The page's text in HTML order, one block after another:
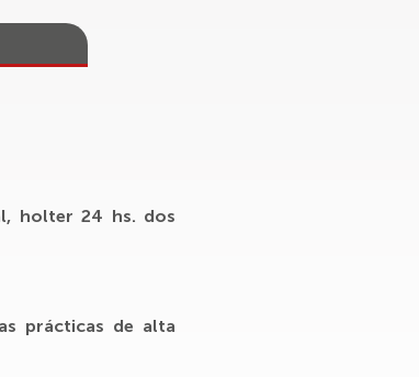
holter 24 hs. dos
prácticas de alta